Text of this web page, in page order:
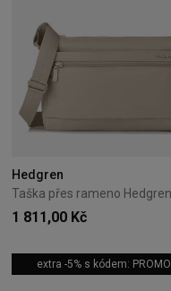
Hedgren
1 811,00 Kč
extra -5% s kódem: PROMO